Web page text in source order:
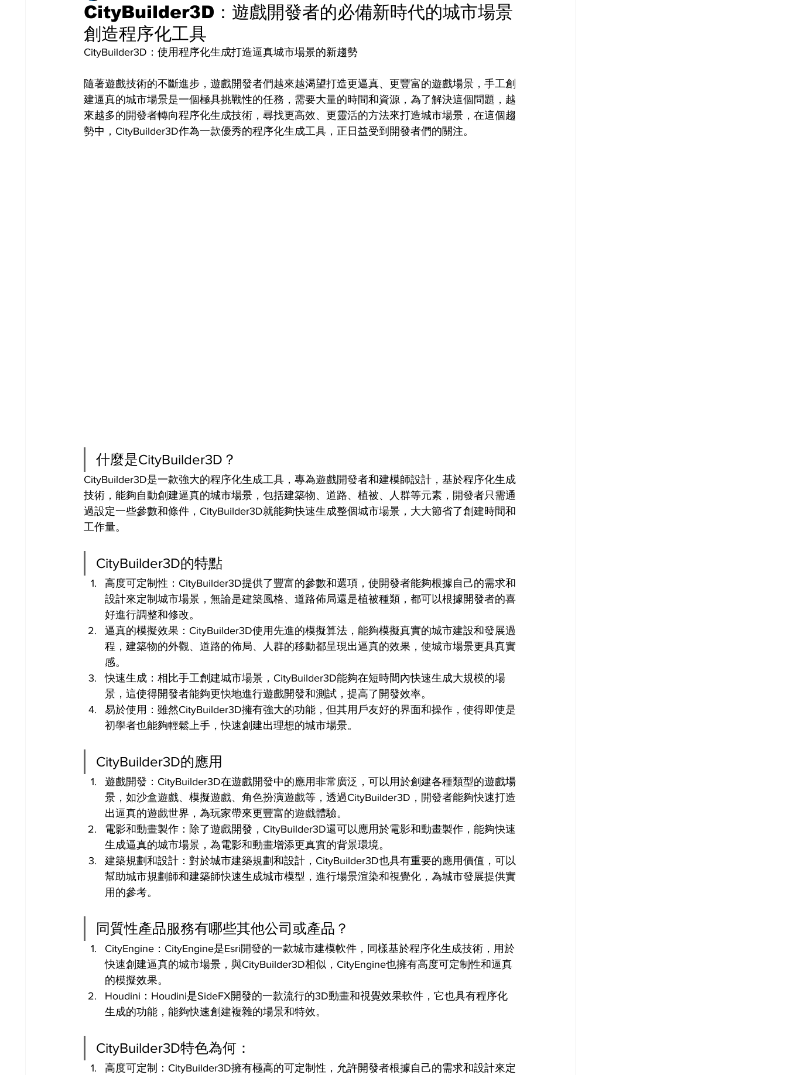
CityBuilder3D：遊戲開發者的必備新時代的城市場景
創造程序化工具
CityBuilder3D：使用程序化生成打造逼真城市場景的新趨勢
隨著遊戲技術的不斷進步，遊戲開發者們越來越渴望打造更逼真、更豐富的遊戲場景，手工創
建逼真的城市場景是一個極具挑戰性的任務，需要大量的時間和資源，為了解決這個問題，越
來越多的開發者轉向程序化生成技術，尋找更高效、更靈活的方法來打造城市場景，在這個趨
勢中，CityBuilder3D作為一款優秀的程序化生成工具，正日益受到開發者們的關注。
什麼是CityBuilder3D？
CityBuilder3D是一款強大的程序化生成工具，專為遊戲開發者和建模師設計，基於程序化生成
技術，能夠自動創建逼真的城市場景，包括建築物、道路、植被、人群等元素，開發者只需通
過設定一些參數和條件，CityBuilder3D就能夠快速生成整個城市場景，大大節省了創建時間和
工作量。
CityBuilder3D的特點
高度可定制性：CityBuilder3D提供了豐富的參數和選項，使開發者能夠根據自己的需求和
設計來定制城市場景，無論是建築風格、道路佈局還是植被種類，都可以根據開發者的喜
好進行調整和修改。
逼真的模擬效果：CityBuilder3D使用先進的模擬算法，能夠模擬真實的城市建設和發展過
程，建築物的外觀、道路的佈局、人群的移動都呈現出逼真的效果，使城市場景更具真實
感。
快速生成：相比手工創建城市場景，CityBuilder3D能夠在短時間內快速生成大規模的場
景，這使得開發者能夠更快地進行遊戲開發和測試，提高了開發效率。
易於使用：雖然CityBuilder3D擁有強大的功能，但其用戶友好的界面和操作，使得即使是
初學者也能夠輕鬆上手，快速創建出理想的城市場景。
CityBuilder3D的應用
遊戲開發：CityBuilder3D在遊戲開發中的應用非常廣泛，可以用於創建各種類型的遊戲場
景，如沙盒遊戲、模擬遊戲、角色扮演遊戲等，透過CityBuilder3D，開發者能夠快速打造
出逼真的遊戲世界，為玩家帶來更豐富的遊戲體驗。
電影和動畫製作：除了遊戲開發，CityBuilder3D還可以應用於電影和動畫製作，能夠快速
生成逼真的城市場景，為電影和動畫增添更真實的背景環境。
建築規劃和設計：對於城市建築規劃和設計，CityBuilder3D也具有重要的應用價值，可以
幫助城市規劃師和建築師快速生成城市模型，進行場景渲染和視覺化，為城市發展提供實
用的參考。
同質性產品服務有哪些其他公司或產品？
CityEngine：CityEngine是Esri開發的一款城市建模軟件，同樣基於程序化生成技術，用於
快速創建逼真的城市場景，與CityBuilder3D相似，CityEngine也擁有高度可定制性和逼真
的模擬效果。
Houdini：Houdini是SideFX開發的一款流行的3D動畫和視覺效果軟件，它也具有程序化
生成的功能，能夠快速創建複雜的場景和特效。
CityBuilder3D特色為何：
高度可定制：CityBuilder3D擁有極高的可定制性，允許開發者根據自己的需求和設計來定